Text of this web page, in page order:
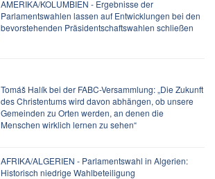
AMERIKA/KOLUMBIEN - Ergebnisse der
Parlamentswahlen lassen auf Entwicklungen bei den
bevorstehenden Präsidentschaftswahlen schließen
Tomáš Halík bei der FABC-Versammlung: „Die Zukunft
des Christentums wird davon abhängen, ob unsere
Gemeinden zu Orten werden, an denen die
Menschen wirklich lernen zu sehen“
AFRIKA/ALGERIEN - Parlamentswahl in Algerien:
Historisch niedrige Wahlbeteiligung